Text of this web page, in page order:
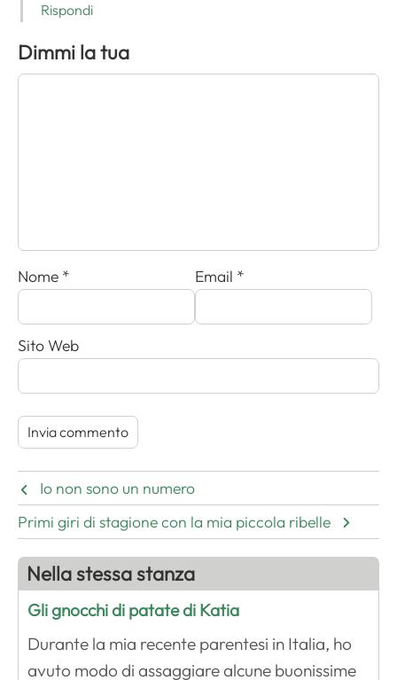
Rispondi
Dimmi la tua
Nome * Email *
Sito Web
Io non sono un numero
Primi giri di stagione con la mia piccola ribelle
Nella stessa stanza
Gli gnocchi di patate di Katia
Durante la mia recente parentesi in Italia, ho
avuto modo di assaggiare alcune buonissime